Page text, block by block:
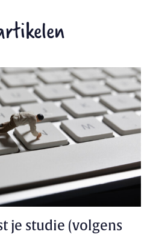
je studie (volgens